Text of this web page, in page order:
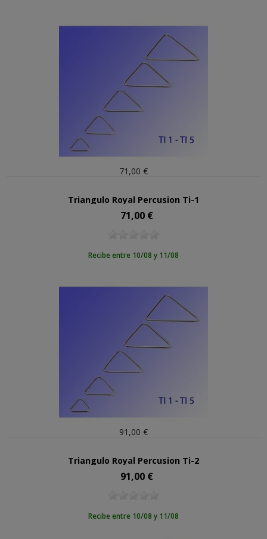
71,00 €
Triangulo Royal Percusion Ti-1
Precio
71,00 €
Recibe entre 10/08 y 11/08
91,00 €
Triangulo Royal Percusion Ti-2
Precio
91,00 €
Recibe entre 10/08 y 11/08